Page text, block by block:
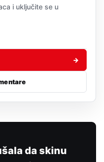
i uključite se u
→
da skinu